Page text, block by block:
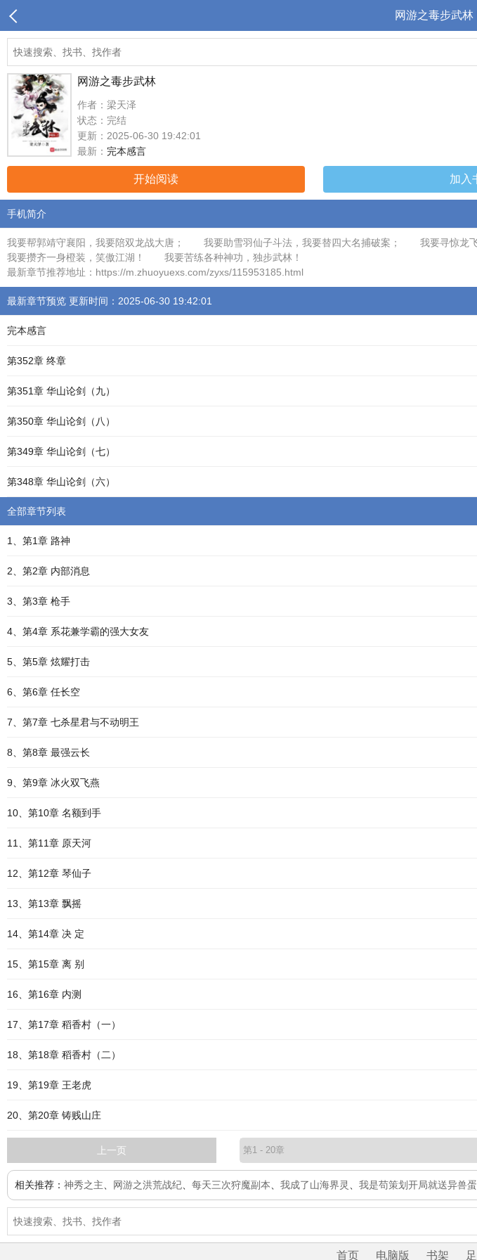
网游之毒步武
网游之毒步武林
作者：梁天泽
状态：完结
更新：2025-06-30 19:42:01
最新： 完本感言
开始阅读 加入
手机简介
我要帮郭靖守襄阳，我要陪双龙战大唐； 我要助雪羽仙子斗法，我要替四大名捕破案； 我要寻
我要攒齐一身橙装，笑傲江湖！ 我要苦练各种神功，独步武林！
最新章节推荐地址：https://m.zhuoyuexs.com/zyxs/115953185.html
最新章节预览 更新时间：2025-06-30 19:42:01
完本感言
第352章 终章
第351章 华山论剑（九）
第350章 华山论剑（八）
第349章 华山论剑（七）
第348章 华山论剑（六）
全部章节列表
1、第1章 路神
2、第2章 内部消息
3、第3章 枪手
4、第4章 系花兼学霸的强大女友
5、第5章 炫耀打击
6、第6章 任长空
7、第7章 七杀星君与不动明王
8、第8章 最强云长
9、第9章 冰火双飞燕
10、第10章 名额到手
11、第11章 原天河
12、第12章 琴仙子
13、第13章 飘摇
14、第14章 决 定
15、第15章 离 别
16、第16章 内测
17、第17章 稻香村（一）
18、第18章 稻香村（二）
19、第19章 王老虎
20、第20章 铸贱山庄
上一页
相关推荐： 神秀之主 网游之洪荒战纪 每天三次狩魔副本 我成了山海界灵 我是苟策划开局就送异兽蛋
首页 电脑版 书架